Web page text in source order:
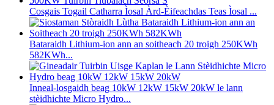
Cosgais Togail Catharra Ìosal Àrd-Èifeachdas Teas Ìosal ...
Bataraidh Lithium-ion ann an soitheach 20 troigh 250KWh
582KWh...
Inneal-losgaidh beag 10kW 12kW 15kW 20kW le lann
stèidhichte Micro Hydro...